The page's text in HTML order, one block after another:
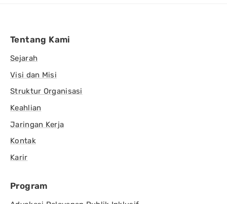
Tentang Kami
Sejarah
Visi dan Misi
Struktur Organisasi
Keahlian
Jaringan Kerja
Kontak
Karir
Program